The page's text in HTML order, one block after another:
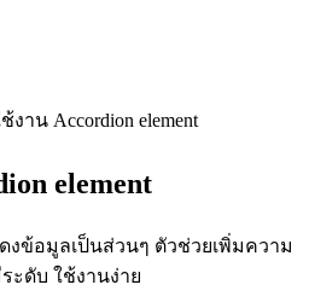
งาน Accordion element
element
ดงข้อมูลเป็นส่วนๆ ตัวช่วยเพิ่มความ
ะดับ ใช้งานง่าย